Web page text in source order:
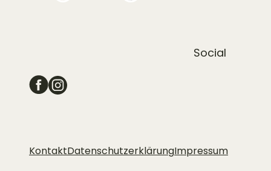
Social
Schoenehaut-facebook Schoenehaut-instagram
KontaktDatenschutzerklärungImpressum